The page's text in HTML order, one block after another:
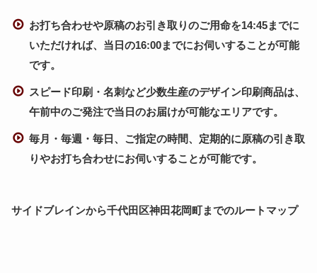
お打ち合わせや原稿のお引き取りのご用命を14:45までに
いただければ、当日の16:00までにお伺いすることが可能
です。
スピード印刷・名刺など少数生産のデザイン印刷商品は、
午前中のご発注で当日のお届けが可能なエリアです。
毎月・毎週・毎日、ご指定の時間、定期的に原稿の引き取
りやお打ち合わせにお伺いすることが可能です。
サイドブレインから千代田区神田花岡町までのルートマップ